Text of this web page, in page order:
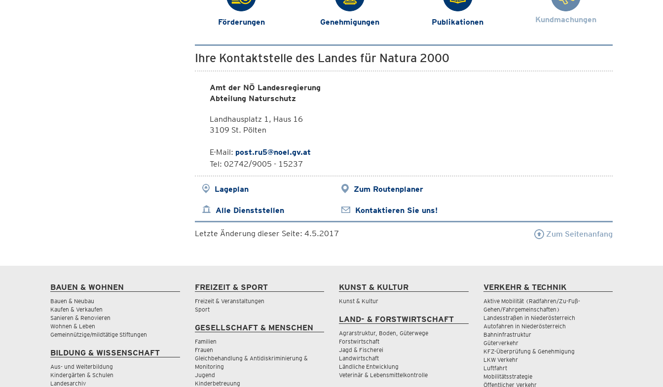
Förderungen Genehmigungen Publikationen Kundmachungen
Ihre Kontaktstelle des Landes für Natura 2000
Amt der NÖ Landesregierung
Abteilung Naturschutz
Landhausplatz 1, Haus 16
3109 St. Pölten
E-Mail: post.ru5@noel.gv.at
Tel: 02742/9005 - 15237
Lageplan Zum Routenplaner
Alle Dienststellen Kontaktieren Sie uns!
Letzte Änderung dieser Seite: 4.5.2017 Zum Seitenanfang
BAUEN & WOHNEN
Bauen & Neubau
Kaufen & Verkaufen
Sanieren & Renovieren
Wohnen & Leben
Gemeinnützige/mildtätige Stiftungen
BILDUNG & WISSENSCHAFT
Aus- und Weiterbildung
Kindergärten & Schulen
Landesarchiv
FREIZEIT & SPORT
Freizeit & Veranstaltungen
Sport
GESELLSCHAFT & MENSCHEN
Familien
Frauen
Gleichbehandlung & Antidiskriminierung &
Monitoring
Jugend
Kinderbetreuung
KUNST & KULTUR
Kunst & Kultur
LAND- & FORSTWIRTSCHAFT
Agrarstruktur, Boden, Güterwege
Forstwirtschaft
Jagd & Fischerei
Landwirtschaft
Ländliche Entwicklung
Veterinär & Lebensmittelkontrolle
VERKEHR & TECHNIK
Aktive Mobilität (Radfahren/Zu-Fuß-
Gehen/Fahrgemeinschaften)
Landesstraßen in Niederösterreich
Autofahren in Niederösterreich
Bahninfrastruktur
Güterverkehr
KFZ-Überprüfung & Genehmigung
LKW Verkehr
Luftfahrt
Mobilitätsstrategie
Öffentlicher Verkehr